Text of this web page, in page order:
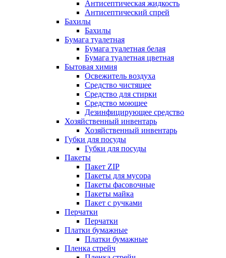
Антисептическая жидкость
Антисептический спрей
Бахилы
Бахилы
Бумага туалетная
Бумага туалетная белая
Бумага туалетная цветная
Бытовая химия
Освежитель воздуха
Средство чистящее
Средство для стирки
Средство моющее
Дезинфицирующее средство
Хозяйственный инвентарь
Хозяйственный инвентарь
Губки для посуды
Губки для посуды
Пакеты
Пакет ZIP
Пакеты для мусора
Пакеты фасовочные
Пакеты майка
Пакет с ручками
Перчатки
Перчатки
Платки бумажные
Платки бумажные
Пленка стрейч